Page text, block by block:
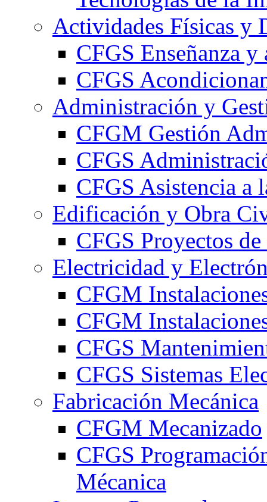
Actividades Físicas y
CFGS Enseñanza
CFGS
Administración y
CFGM Gestión
CFGS
CFGS Asistencia a
Edificación y Obra
CFGS Proyectos
Electricidad y
CFGM
CFGM
CFGS
CFGS Sistemas
Fabricación Mecánica
CFGM Mecanizado
CFGS
Mécanica